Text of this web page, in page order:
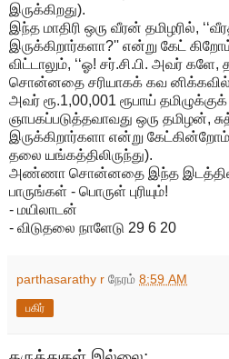
இருக்கிறது).
இந்த மாதிரி ஒரு வீரன் தமிழரில்,
இருக்கிறார்களா?'' என்று கேட்
விட்டாலும், ‘‘ஓ! சர்.சி.பி. அவர்
சொன்னதை சரியாகக் கவ
அவர் ரூ.1,00,001 ரூபாய்
ஞாபகப்படுத்தவாவது ஒரு தமிழன்,
இருக்கிறார்களா என்று
தலை யங்கத்திலிருந்து).
அண்ணா சொன்னதை இந்த இடத்தில்
பாருங்கள் - பொருள் புரியும்!
- மயிலாடன்
- விடுதலை நாளேடு 29 6 20
parthasarathy r நேரம் 8:59 AM
பகிர்